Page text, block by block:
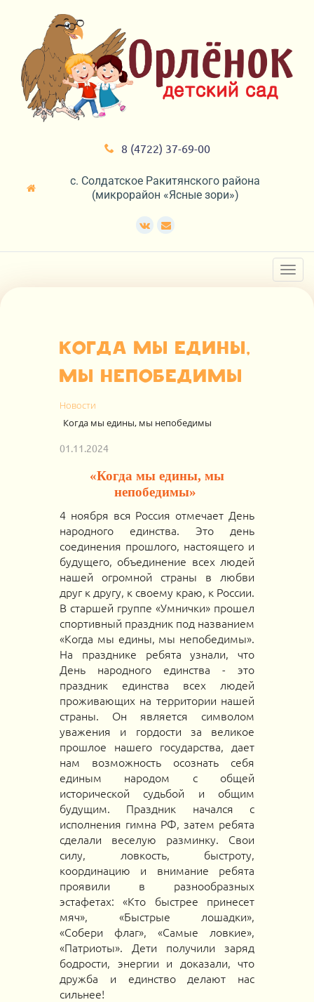
8 (4722) 37-69-00
с. Солдатское Ракитянского района
(микрорайон «Ясные зори»)
Когда мы едины,
мы непобедимы
Новости
Когда мы едины, мы непобедимы
01.11.2024
«Когда мы едины, мы
непобедимы»
4 ноября вся Россия отмечает День
народного единства. Это день
соединения прошлого, настоящего и
будущего, объединение всех людей
нашей огромной страны в любви
друг к другу, к своему краю, к России.
В старшей группе «Умнички» прошел
спортивный праздник под названием
«Когда мы едины, мы непобедимы».
На празднике ребята узнали, что
День народного единства - это
праздник единства всех людей
проживающих на территории нашей
страны. Он является символом
уважения и гордости за великое
прошлое нашего государства, дает
нам возможность осознать себя
единым народом с общей
исторической судьбой и общим
будущим. Праздник начался с
исполнения гимна РФ, затем ребята
сделали веселую разминку. Свои
силу, ловкость, быстроту,
координацию и внимание ребята
проявили в разнообразных
эстафетах: «Кто быстрее принесет
мяч», «Быстрые лошадки»,
«Собери флаг», «Самые ловкие»,
«Патриоты». Дети получили заряд
бодрости, энергии и доказали, что
дружба и единство делают нас
сильнее!